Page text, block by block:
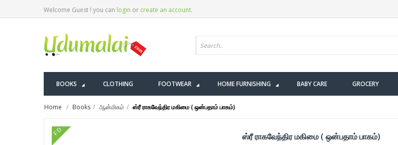
Welcome Guest ! you can login or create an account.
BOOKS CLOTHING FOOTWEAR HOME FURNISHING BABY CARE GROCERY
Home Books ஆன்மிகம் ஸ்ரீ ராகவேந்திர மகிமை ( ஒன்பதாம் பாகம்)
FD ஸ்ரீ ராகவேந்திர மகிமை ( ஒன்பதாம் பாகம்)